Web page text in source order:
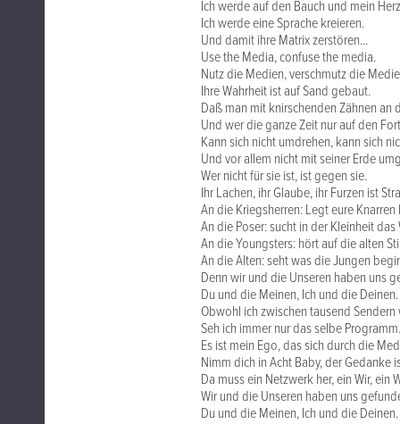
Ich werde auf den Bauch und mein
Ich werde eine Sprache kreieren.
Und damit ihre Matrix zerstören...
Use the Media, confuse the media.
Nutz die Medien, verschmutz die
Ihre Wahrheit ist auf Sand gebaut.
Daß man mit knirschenden Zähnen an
Und wer die ganze Zeit nur auf den
Kann sich nicht umdrehen, kann sich
Und vor allem nicht mit seiner Erde
Wer nicht für sie ist, ist gegen sie.
Ihr Lachen, ihr Glaube, ihr Furzen ist
An die Kriegsherren: Legt eure
An die Poser: sucht in der Kleinheit das
An die Youngsters: hört auf die alten
An die Alten: seht was die Jungen
Denn wir und die Unseren haben uns
Du und die Meinen, Ich und die Deinen.
Obwohl ich zwischen tausend
Seh ich immer nur das selbe Programm.
Es ist mein Ego, das sich durch die
Nimm dich in Acht Baby, der Gedanke
Da muss ein Netzwerk her, ein Wir, ein
Wir und die Unseren haben uns
Du und die Meinen, Ich und die Deinen.